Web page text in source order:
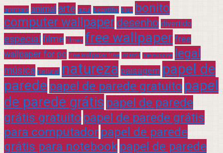
animais animal arte azul beautiful blue bonito
computer wallpaper desenho divertido
especial filme filmes free wallpaper free
wallpaper for pc free wallpaper free infantil interessante legal
música natural natureza paisagem papel de
parede papel de parede gratuito papel
de parede grátis papel de parede
grátis gratuito papel de parede grátis
para computador papel de parede
grátis para notebook papel de parede